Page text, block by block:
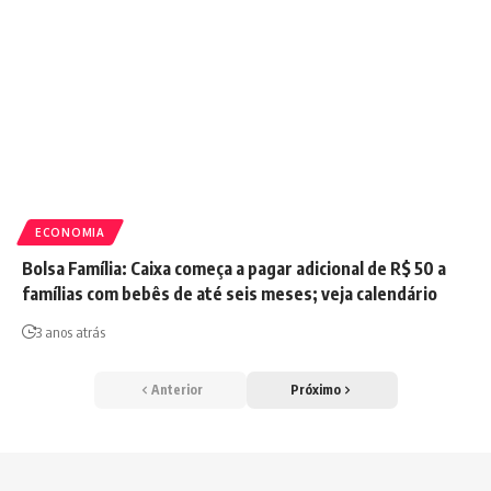
ECONOMIA
Bolsa Família: Caixa começa a pagar adicional de R$ 50 a
famílias com bebês de até seis meses; veja calendário
3 anos atrás
Anterior Próximo